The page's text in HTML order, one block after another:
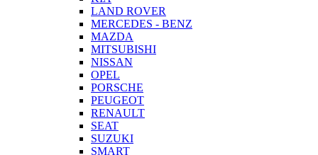
LAND ROVER
MERCEDES - BENZ
MAZDA
MITSUBISHI
NISSAN
OPEL
PORSCHE
PEUGEOT
RENAULT
SEAT
SUZUKI
SMART